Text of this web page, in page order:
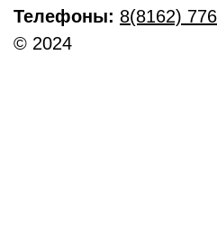
Телефоны: 8(8162)
© 2024